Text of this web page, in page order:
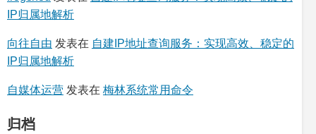
IP归属地解析
向往自由 发表在 自建IP地址查询服务：实现高效、稳定的
IP归属地解析
自媒体运营 发表在 梅林系统常用命令
归档